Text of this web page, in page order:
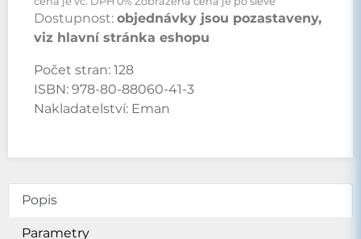
Dostupnost: objednávky jsou pozastaveny,
viz hlavní stránka eshopu
Počet stran: 128
ISBN: 978-80-88060-41-3
Nakladatelství: Eman
Popis
Parametry